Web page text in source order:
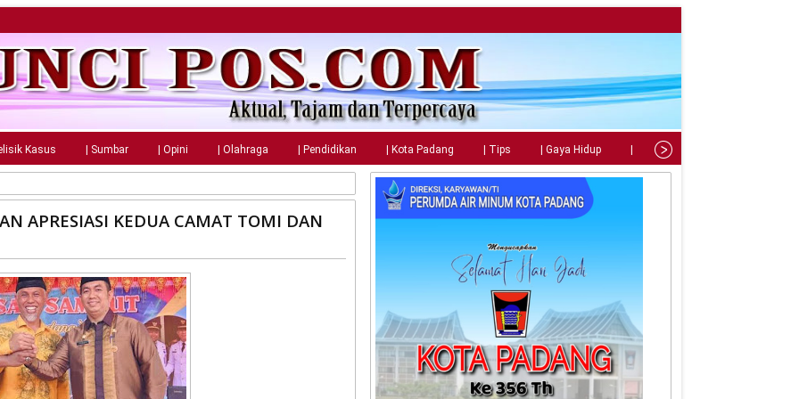
Kasus | Sumbar | Opini | Olahraga | Pendidikan | Kota Padang | Tips | Gaya Hidup | Teknologi
APRESIASI KEDUA CAMAT TOMI DAN